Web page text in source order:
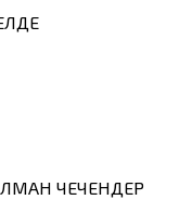
ЧЕЧЕНДЕР